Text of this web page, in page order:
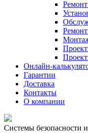
Онлайн-
Гарантии
Доставка
Контакты
О компании
Системы безопасности